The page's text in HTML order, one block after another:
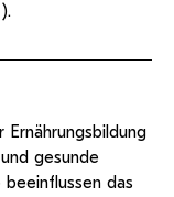
gesunde
beeinflussen das